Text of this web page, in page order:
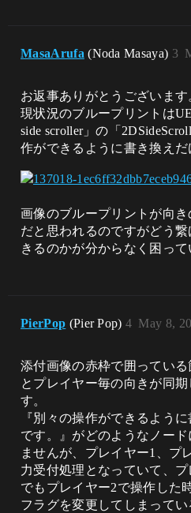
MasaArufa (Noda Masaya) 3
お返事ありがとうございます
現状況のブループリントは
side scroller」の「
作ができるように書き換えだ
画像のブループリントが向
だと思われるのですがどう
きるのかが分からなく困って
PierPop (Pier Pop) May 8,
4
添付画像の赤枠で囲ってい
とプレイヤー毎の向きが同
す。
『別々の操作ができるよう
です。』がどのようなノー
ませんが、プレイヤー1、プ
力受付処理となっていて、
でもプレイヤー2で操作した
フラグを変更してしまってい